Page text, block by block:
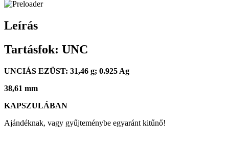
Leírás
Tartásfok: UNC
UNCIÁS EZÜST: 31,46 g; 0.925 Ag
38,61 mm
KAPSZULÁBAN
Ajándéknak, vagy gyűjteménybe egyaránt kitűnő!